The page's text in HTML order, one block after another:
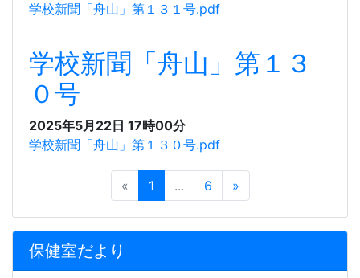
学校新聞「舟山」第１３１号.pdf
学校新聞「舟山」第１３
０号
2025年5月22日 17時00分
学校新聞「舟山」第１３０号.pdf
« 1 ... 6 »
保健室だより